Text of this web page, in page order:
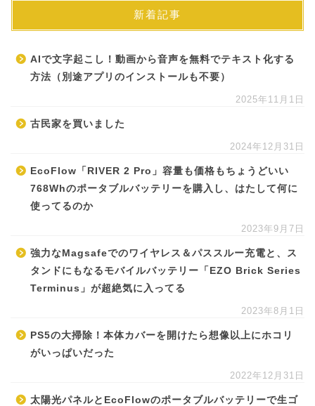
新着記事
AIで文字起こし！動画から音声を無料でテキスト化する
方法（別途アプリのインストールも不要）
2025年11月1日
古民家を買いました
2024年12月31日
EcoFlow「RIVER 2 Pro」容量も価格もちょうどいい
768Whのポータブルバッテリーを購入し、はたして何に
使ってるのか
2023年9月7日
強力なMagsafeでのワイヤレス＆パススルー充電と、ス
タンドにもなるモバイルバッテリー「EZO Brick Series
Terminus」が超絶気に入ってる
2023年8月1日
PS5の大掃除！本体カバーを開けたら想像以上にホコリ
がいっぱいだった
2022年12月31日
太陽光パネルとEcoFlowのポータブルバッテリーで生ゴ